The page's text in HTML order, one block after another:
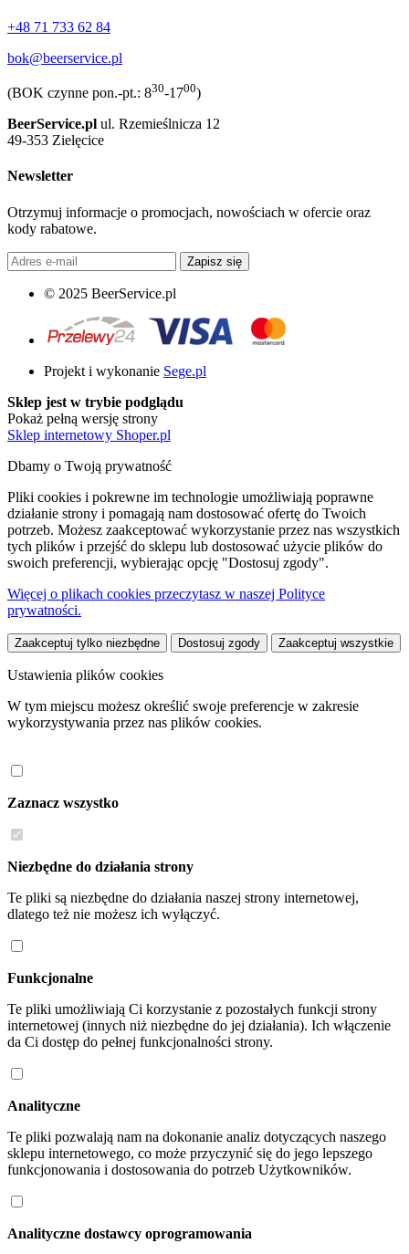
+48 71 733 62 84
bok@beerservice.pl
(BOK czynne pon.-pt.: 830-1700)
BeerService.pl ul. Rzemieślnicza 12
49-353 Zielęcice
Newsletter
Otrzymuj informacje o promocjach, nowościach w ofercie oraz
kody rabatowe.
Zapisz się
© 2025 BeerService.pl
Projekt i wykonanie Sege.pl
Sklep jest w trybie podglądu
Pokaż pełną wersję strony
Sklep internetowy Shoper.pl
Dbamy o Twoją prywatność
Pliki cookies i pokrewne im technologie umożliwiają poprawne
działanie strony i pomagają nam dostosować ofertę do Twoich
potrzeb. Możesz zaakceptować wykorzystanie przez nas wszystkich
tych plików i przejść do sklepu lub dostosować użycie plików do
swoich preferencji, wybierając opcję "Dostosuj zgody".
Więcej o plikach cookies przeczytasz w naszej Polityce
prywatności.
Zaakceptuj tylko niezbędne Dostosuj zgody Zaakceptuj wszystkie
Ustawienia plików cookies
W tym miejscu możesz określić swoje preferencje w zakresie
wykorzystywania przez nas plików cookies.
Zaznacz wszystko
Niezbędne do działania strony
Te pliki są niezbędne do działania naszej strony internetowej,
dlatego też nie możesz ich wyłączyć.
Funkcjonalne
Te pliki umożliwiają Ci korzystanie z pozostałych funkcji strony
internetowej (innych niż niezbędne do jej działania). Ich włączenie
da Ci dostęp do pełnej funkcjonalności strony.
Analityczne
Te pliki pozwalają nam na dokonanie analiz dotyczących naszego
sklepu internetowego, co może przyczynić się do jego lepszego
funkcjonowania i dostosowania do potrzeb Użytkowników.
Analityczne dostawcy oprogramowania